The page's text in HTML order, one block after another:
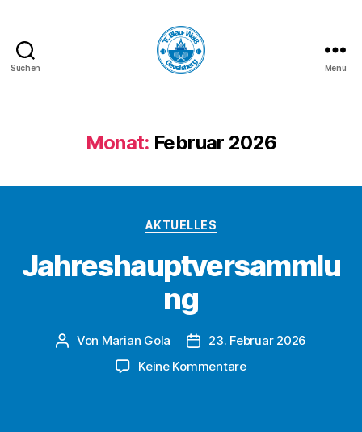
Suchen
Gevelsberg
e.V.
Menü
Monat: Februar 2026
Kategorien
AKTUELLES
Jahreshauptversammlu
ng
Beitragsautor
Von Marian Gola Beitragsdatum
23. Februar 2026
Keine Kommentarezu